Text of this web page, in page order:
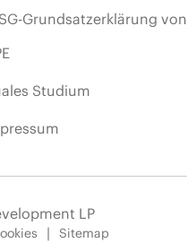
Grundsatzerklärung von
Studium
LP
Sitemap